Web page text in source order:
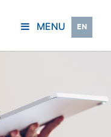
MENU EN